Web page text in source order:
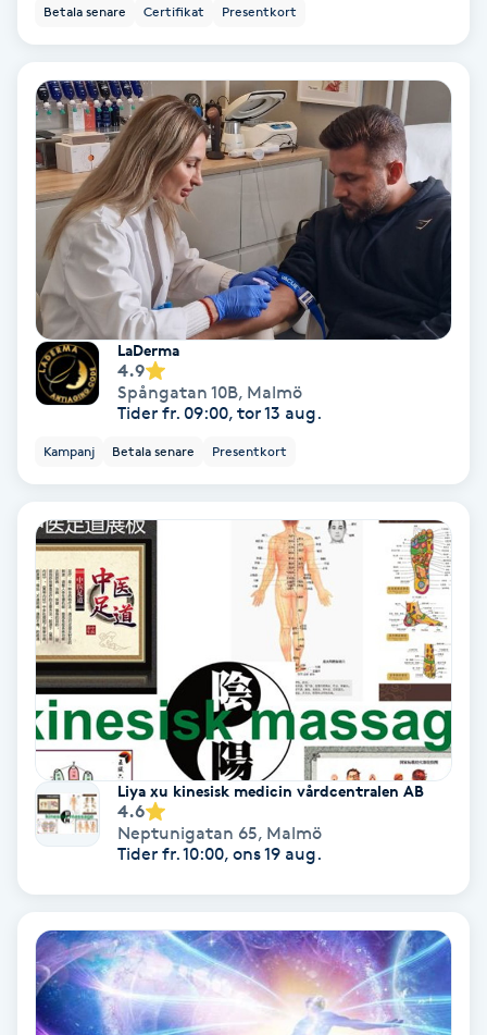
Coachning
Cryoterapi
Damklippning
Dermapen
Diamantslipning
Extensions
Extensions borttagning
Eyeliner-tatuering
Face framing
Faceliftmassage
Fet hårbotten
Fibromassage
Fillers
Betala senare Certifikat Presentkort
LaDerma
4.9
Spångatan 10B, Malmö
Tider fr. 09:00, tor 13 aug.
Kampanj Betala senare Presentkort
Liya xu kinesisk medicin vårdcentralen AB
4.6
Neptunigatan 65, Malmö
Tider fr. 10:00, ons 19 aug.